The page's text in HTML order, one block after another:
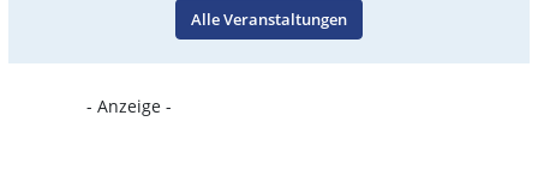
Alle Veranstaltungen
- Anzeige -